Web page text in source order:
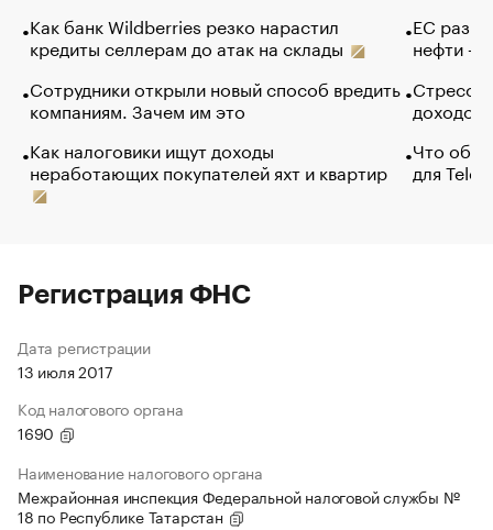
Как банк Wildberries резко нарастил
кредиты селлерам до атак на склады
Сотрудники открыли новый способ вредить
компаниям. Зачем им это
Как налоговики ищут доходы
неработающих покупателей яхт и квартир
ЕС
нефти —
Стресс
доходов
Что
для
Регистрация ФНС
Дата регистрации
13 июля 2017
Код налогового органа
1690
Наименование налогового органа
Межрайонная инспекция Федеральной налоговой службы №
18 по Республике Татарстан